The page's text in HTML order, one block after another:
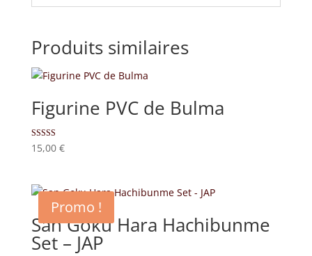
Produits similaires
Figurine PVC de Bulma
Note
5.00
15,00 €
Promo !
San Goku Hara Hachibunme
Set – JAP